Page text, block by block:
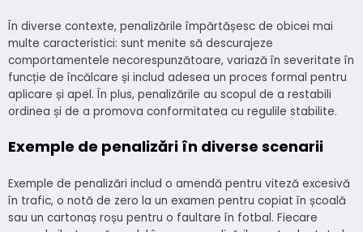
În diverse contexte, penalizările împărtășesc de obicei mai
multe caracteristici: sunt menite să descurajeze
comportamentele necorespunzătoare, variază în severitate în
funcție de încălcare și includ adesea un proces formal pentru
aplicare și apel. În plus, penalizările au scopul de a restabili
ordinea și de a promova conformitatea cu regulile stabilite.
Exemple de penalizări în diverse scenarii
Exemple de penalizări includ o amendă pentru viteză excesivă
în trafic, o notă de zero la un examen pentru copiat în școală
sau un cartonaș roșu pentru o faultare în fotbal. Fiecare